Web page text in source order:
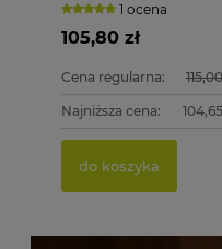
1 ocena
105,80 zł
Cena regularna:
Najniższa cena:
do koszyka